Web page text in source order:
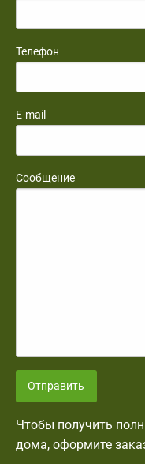
Телефон
E-mail
Сообщение
Отправить
Чтобы получить
дома, оформите